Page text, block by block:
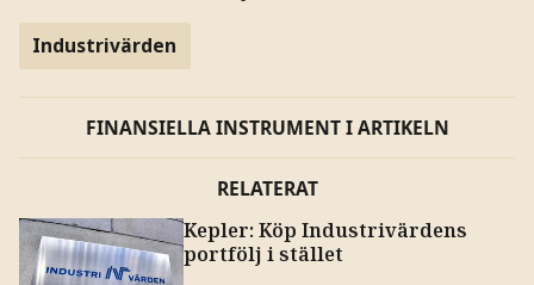
Industrivärden
FINANSIELLA INSTRUMENT I ARTIKELN
RELATERAT
Kepler: Köp Industrivärdens
portfölj i stället